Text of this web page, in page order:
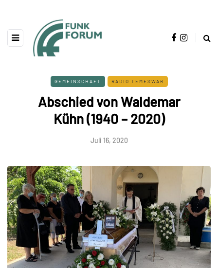
GEMEINSCHAFT RADIO TEMESWAR
Abschied von Waldemar
Kühn (1940 – 2020)
Juli 16, 2020